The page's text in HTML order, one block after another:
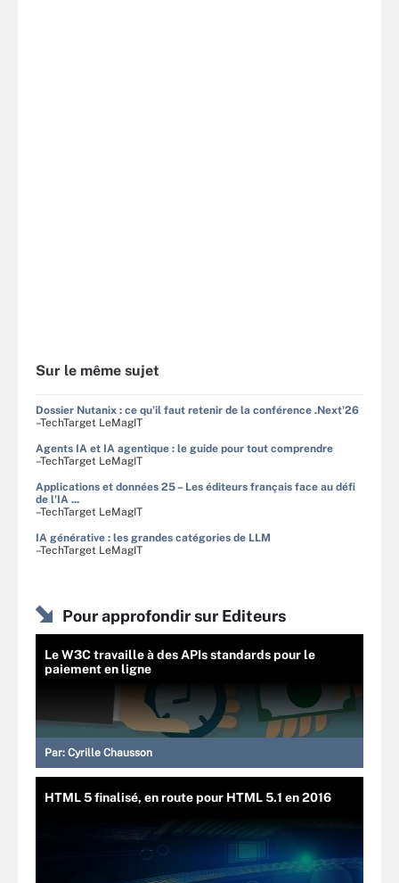
Sur le même sujet
Dossier Nutanix : ce qu'il faut retenir de la conférence .Next'26
–TechTarget LeMagIT
Agents IA et IA agentique : le guide pour tout comprendre
–TechTarget LeMagIT
Applications et données 25 – Les éditeurs français face au défi
de l'IA ...
–TechTarget LeMagIT
IA générative : les grandes catégories de LLM
–TechTarget LeMagIT
Pour approfondir sur Editeurs
Le W3C travaille à des APIs standards pour le
paiement en ligne
Par: Cyrille Chausson
HTML 5 finalisé, en route pour HTML 5.1 en 2016